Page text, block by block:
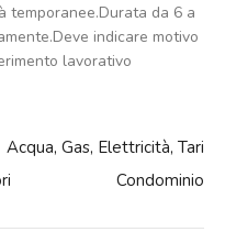
temporanee.Durata da 6 a
indicare motivo
lavorativo
Acqua, Gas, Elettricità, Tari
Condominio